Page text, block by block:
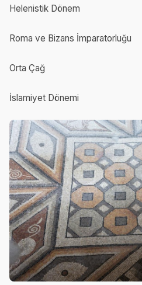
Helenistik Dönem
Roma ve Bizans İmparatorluğu
Orta Çağ
İslamiyet Dönemi